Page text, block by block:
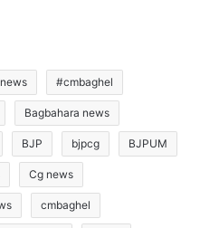
#cmbaghel
Bagbahara news
BJP bjpcg BJPUM
Cg news
cmbaghel